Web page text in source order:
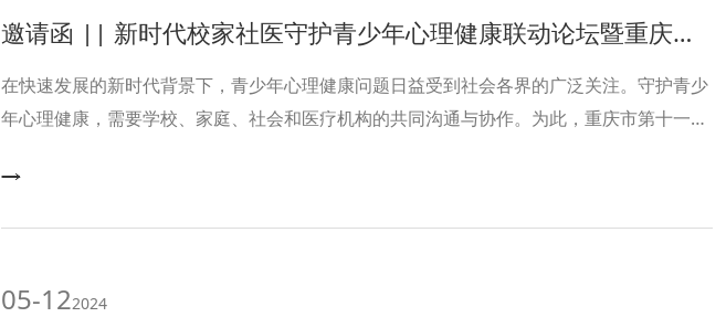
邀请函 || 新时代校家社医守护青少年心理健康联动论坛暨重庆十一中教育集团心理健康主题活动等待您的参与！
在快速发展的新时代背景下，青少年心理健康问题日益受到社会各界的广泛关注。守护青少
年心理健康，需要学校、家庭、社会和医疗机构的共同沟通与协作。为此，重庆市第十一中
一中教育集团心理健康主题活动。
05-122024